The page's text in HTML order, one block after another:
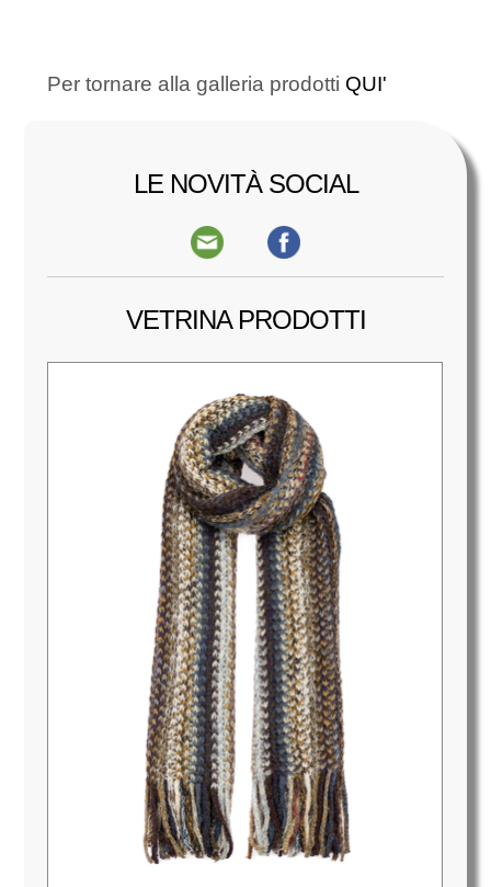
Per tornare alla galleria prodotti QUI'
LE NOVITÀ SOCIAL
VETRINA PRODOTTI